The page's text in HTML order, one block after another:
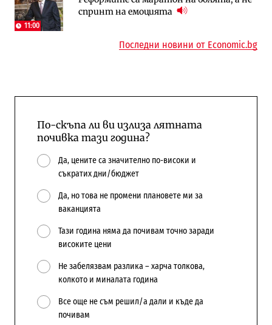
11:00
спринт на емоцията
няколко седмици, ако сушата продължи
попадат в капан на обществените
Последни новини от Economic.bg
По-скъпа ли ви излиза лятната
почивка тази година?
Да, цените са значително по-високи и
съкратих дни/бюджет
Да, но това не промени плановете ми за
ваканцията
Тази година няма да почивам точно заради
високите цени
Не забелязвам разлика – харча толкова,
колкото и миналата година
Все още не съм решил/а дали и къде да
почивам